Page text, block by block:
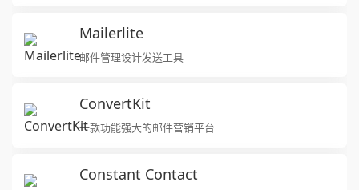
Mailerlite
邮件管理设计发送工具
ConvertKit
一款功能强大的邮件营销平台
Constant Contact